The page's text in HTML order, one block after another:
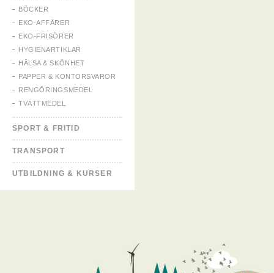
BÖCKER
EKO-AFFÄRER
EKO-FRISÖRER
HYGIENARTIKLAR
HÄLSA & SKÖNHET
PAPPER & KONTORSVAROR
RENGÖRINGSMEDEL
TVÄTTMEDEL
SPORT & FRITID
TRANSPORT
UTBILDNING & KURSER